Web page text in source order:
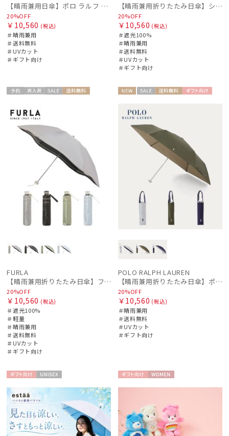
【晴雨兼用日傘】ポロ ラルフ ローレン (POLO RALPH LAUREN) 無地POLOPONY刺繍 遮光 遮熱 UV
20%OFF
￥10,560 (税込)
＃晴雨兼用
＃送料無料
＃UVカット
＃ギフト向け
【晴雨兼用折りたたみ日傘】シャンブレー切り継ぎグログラン 遮光100％ UV100％ 晴雨兼用
20%OFF
￥10,560 (税込)
＃遮光100%
＃晴雨兼用
＃送料無料
＃UVカット
＃ギフト向け
荷
ギフト
向け
WOME
N
FURLA
【晴雨兼用折りたたみ日傘】フルラ (FURLA) ジッパー刺繍 遮光100 UV100 軽量
20%OFF
￥10,560 (税込)
＃遮光100%
＃軽量
＃晴雨兼用
＃送料無料
＃UVカット
＃ギフト向け
ル
WOME
N
POLO RALPH LAUREN
【晴雨兼用折りたたみ日傘】ポロ ラルフ ローレン (POLO RALPH LAUREN) 無地POLOPONY刺繍 遮光 遮熱 UV
20%OFF
￥10,560 (税込)
＃晴雨兼用
＃送料無料
＃UVカット
＃ギフト向け
向け
X